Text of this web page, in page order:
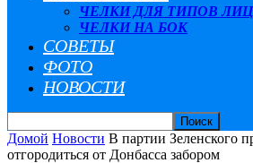
ЧЕЛКИ ДЛЯ ТИПОВ
ЧЕЛКИ НА БОК
СОВЕТЫ
ФОТО
НОВОСТИ
Домой Новости В партии Зеленского
отгородиться от Донбасса забором